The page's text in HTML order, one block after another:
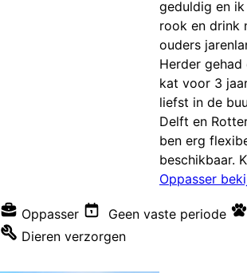
geduldig en
rook en drink
ouders
Herder
kat voor 3
liefst in de
Delft en
ben erg
beschikbaar.
Oppasser
Oppasser Geen vaste periode
Dieren verzorgen